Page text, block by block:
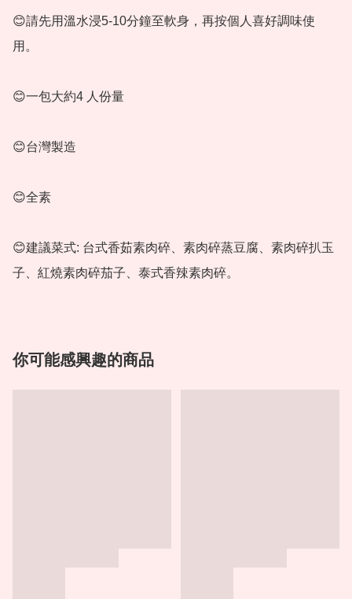
😊請先用溫水浸5-10分鐘至軟身，再按個人喜好調味使
用。
😊一包大約4 人份量
😊台灣製造
😊全素
😊建議菜式: 台式香茹素肉碎、素肉碎蒸豆腐、素肉碎扒玉
子、紅燒素肉碎茄子、泰式香辣素肉碎。
你可能感興趣的商品